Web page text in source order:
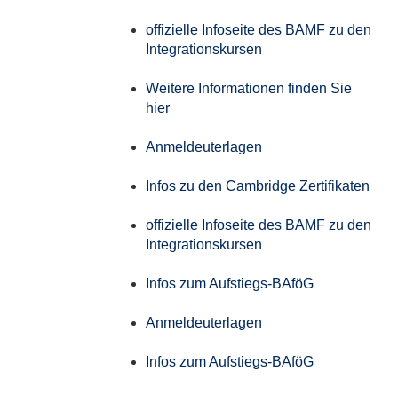
offizielle Infoseite des BAMF zu den
Integrationskursen
Weitere Informationen finden Sie
hier
Anmeldeuterlagen
Infos zu den Cambridge Zertifikaten
offizielle Infoseite des BAMF zu den
Integrationskursen
Infos zum Aufstiegs-BAföG
Anmeldeuterlagen
Infos zum Aufstiegs-BAföG